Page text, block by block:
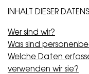
INHALT DIESER
Wer sind wir?
Was sind
Welche Daten
verwenden wir sie?